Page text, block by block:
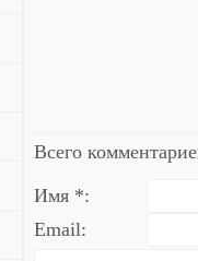
Всего
Имя *:
Email: